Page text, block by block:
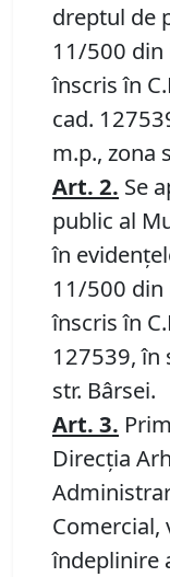
dreptul de
11/500 din
înscris în
cad.
m.p., zona
Art. 2. Se
public al
în
11/500 din
înscris în
127539, în
str. Bârsei.
Art. 3.
Direcţia
Comercial,
îndeplinire